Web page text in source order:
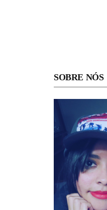
SOBRE NÓS